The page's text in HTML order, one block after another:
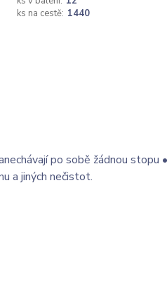
ks na cestě: 1440
po sobě žádnou stopu
a jiných nečistot.